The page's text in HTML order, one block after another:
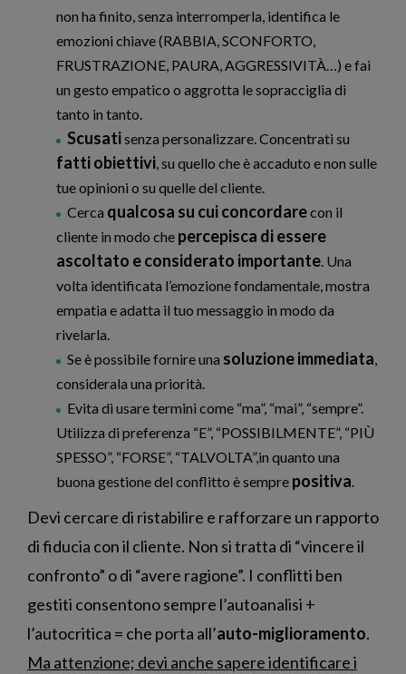
non ha finito, senza interromperla, identifica le
emozioni chiave (RABBIA, SCONFORTO,
FRUSTRAZIONE, PAURA, AGGRESSIVITÀ…) e fai
un gesto empatico o aggrotta le sopracciglia di
tanto in tanto.
Scusatisenza personalizzare. Concentrati su
fatti obiettivi, su quello che è accaduto e non sulle
tue opinioni o su quelle del cliente.
Cerca qualcosa su cui concordarecon il
cliente in modo che percepisca di essere
ascoltato e considerato importante. Una
volta identificata l’emozione fondamentale, mostra
empatia e adatta il tuo messaggio in modo da
rivelarla.
Se è possibile fornire una soluzione immediata,
considerala una priorità.
Evita di usare termini come “ma”, “mai”, “sempre”.
Utilizza di preferenza “E”, “POSSIBILMENTE”, “PIÙ
SPESSO”, “FORSE”, “TALVOLTA”,in quanto una
buona gestione del conflitto è sempre positiva.
Devi cercare di ristabilire e rafforzare un rapporto
di fiducia con il cliente. Non si tratta di “vincere il
confronto” o di “avere ragione”. I conflitti ben
gestiti consentono sempre l’autoanalisi +
l’autocritica = che porta all’auto-miglioramento.
Ma attenzione; devi anche sapere identificare i